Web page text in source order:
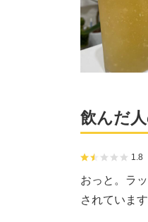
飲んだ
1.8
おっと。ラ
されていま